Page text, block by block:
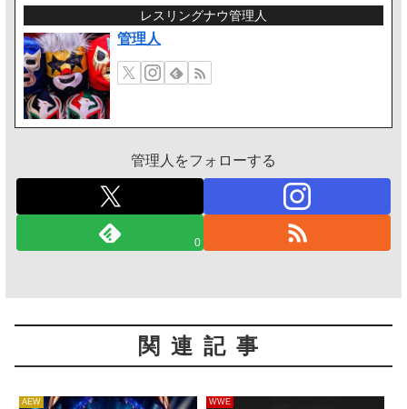
レスリングナウ管理人
管理人
管理人をフォローする
0
関連記事
AEW WWE